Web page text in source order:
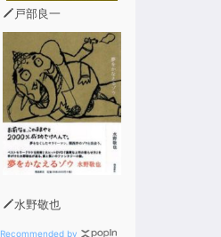
戸部良一
水野敬也
Recommended by